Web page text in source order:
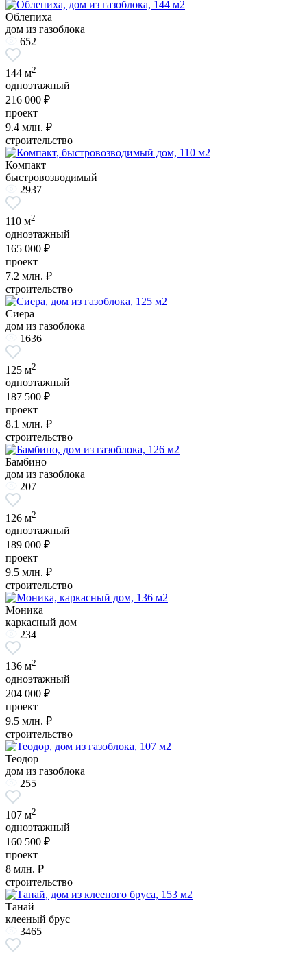
Облепиха
дом из газоблока
652
144 м2
одноэтажный
216 000 ₽
проект
9.4 млн. ₽
строительство
Компакт
быстровозводимый
2937
110 м2
одноэтажный
165 000 ₽
проект
7.2 млн. ₽
строительство
Сиера
дом из газоблока
1636
125 м2
одноэтажный
187 500 ₽
проект
8.1 млн. ₽
строительство
Бамбино
дом из газоблока
207
126 м2
одноэтажный
189 000 ₽
проект
9.5 млн. ₽
строительство
Моника
каркасный дом
234
136 м2
одноэтажный
204 000 ₽
проект
9.5 млн. ₽
строительство
Теодор
дом из газоблока
255
107 м2
одноэтажный
160 500 ₽
проект
8 млн. ₽
строительство
Танай
клееный брус
3465